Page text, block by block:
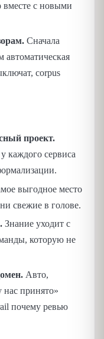
вместе с новыми
Сначала
автоматическая
corpus
проект.
каждого сервиса
выгодное место
свежие в голове.
Знание уходит с
которую не
Авто,
принято»
почему ревью